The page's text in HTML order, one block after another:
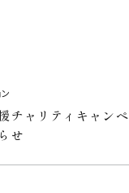
チャリティキャンペ
せ